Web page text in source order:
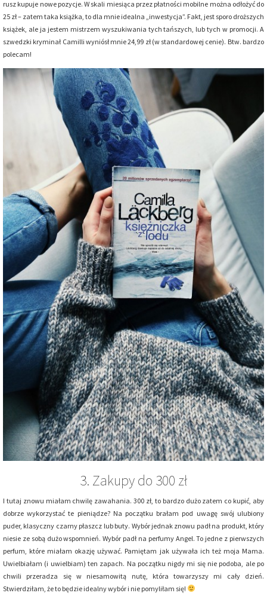
rusz kupuje nowe pozycje. W skali miesiąca przez płatności mobilne można odłożyć do
25 zł – zatem taka książka, to dla mnie idealna „inwestycja”. Fakt, jest sporo droższych
książek, ale ja jestem mistrzem wyszukiwania tych tańszych, lub tych w promocji. A
szwedzki kryminał Camilli wyniósł mnie 24,99 zł (w standardowej cenie). Btw. bardzo
polecam!
3. Zakupy do 300 zł
I tutaj znowu miałam chwilę zawahania. 300 zł, to bardzo dużo zatem co kupić, aby
dobrze wykorzystać te pieniądze? Na początku brałam pod uwagę swój ulubiony
puder, klasyczny czarny płaszcz lub buty. Wybór jednak znowu padł na produkt, który
niesie ze sobą dużo wspomnień. Wybór padł na perfumy Angel. To jedne z pierwszych
perfum, które miałam okazję używać. Pamiętam jak używała ich też moja Mama.
Uwielbiałam (i uwielbiam) ten zapach. Na początku nigdy mi się nie podoba, ale po
chwili przeradza się w niesamowitą nutę, która towarzyszy mi cały dzień.
Stwierdziłam, że to będzie idealny wybór i nie pomyliłam się!